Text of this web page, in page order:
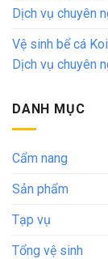
Dịch vụ chuyên
Vệ sinh bể cá
Dịch vụ chuyên
DANH MỤC
Cẩm nang
Sản phẩm
Tạp vụ
Tổng vệ sinh